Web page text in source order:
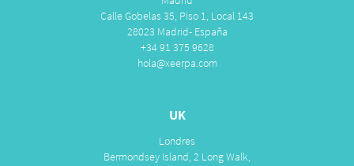
Calle Gobelas 35, Piso 1, Local 143
28023 Madrid- España
+34 91 375 9628
hola@xeerpa.com
UK
Londres
Bermondsey Island, 2 Long Walk,